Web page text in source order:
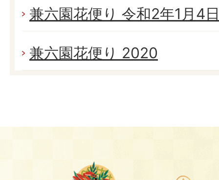
兼六園花便り 令和2年1月4
兼六園花便り 2020